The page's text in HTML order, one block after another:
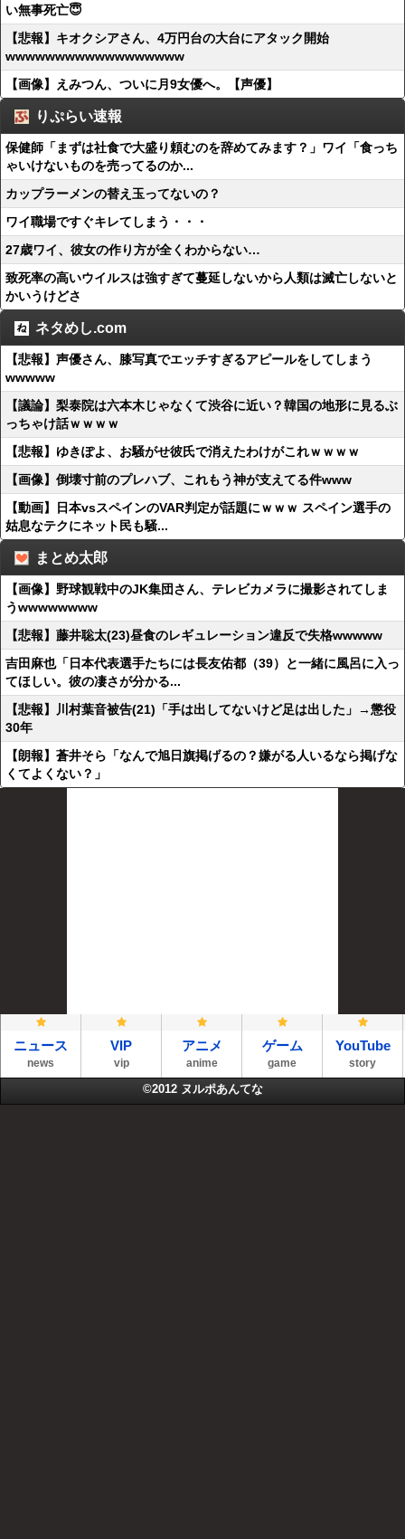
い無事死亡😇
【悲報】キオクシアさん、4万円台の大台にアタック開始
wwwwwwwwwwwwwwwwww
【画像】えみつん、ついに月9女優へ。【声優】
りぷらい速報
保健師「まずは社食で大盛り頼むのを辞めてみます？」ワイ「食っち
ゃいけないものを売ってるのか...
カップラーメンの替え玉ってないの？
ワイ職場ですぐキレてしまう・・・
27歳ワイ、彼女の作り方が全くわからない…
致死率の高いウイルスは強すぎて蔓延しないから人類は滅亡しないと
かいうけどさ
ネタめし.com
【悲報】声優さん、膝写真でエッチすぎるアピールをしてしまう
wwwww
【議論】梨泰院は六本木じゃなくて渋谷に近い？韓国の地形に見るぶ
っちゃけ話ｗｗｗｗ
【悲報】ゆきぽよ、お騒がせ彼氏で消えたわけがこれｗｗｗｗ
【画像】倒壊寸前のプレハブ、これもう神が支えてる件www
【動画】日本vsスペインのVAR判定が話題にｗｗｗ スペイン選手の
姑息なテクにネット民も騒...
まとめ太郎
【画像】野球観戦中のJK集団さん、テレビカメラに撮影されてしま
うwwwwwwww
【悲報】藤井聡太(23)昼食のレギュレーション違反で失格wwwww
吉田麻也「日本代表選手たちには長友佑都（39）と一緒に風呂に入っ
てほしい。彼の凄さが分かる...
【悲報】川村葉音被告(21)「手は出してないけど足は出した」→懲役
30年
【朗報】蒼井そら「なんで旭日旗掲げるの？嫌がる人いるなら掲げな
くてよくない？」
ニュース
news
VIP
vip
アニメ
anime
ゲーム
game
YouTube
story
©2012 ヌルポあんてな